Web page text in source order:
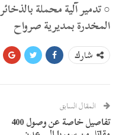
○ تدمير آلية محملة
المخدرة بمديرية صرواح
شارك
المقال السابق
تفاصيل خاصة عن وصول 400